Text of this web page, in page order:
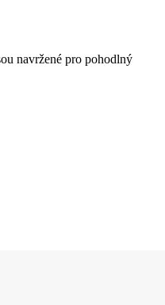
navržené pro pohodlný